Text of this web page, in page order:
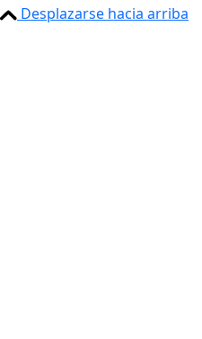
Desplazarse hacia arriba